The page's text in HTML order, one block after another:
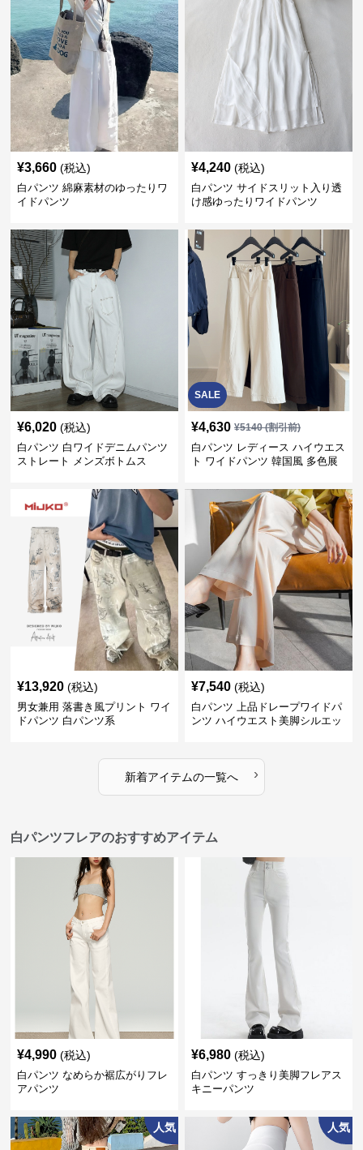
¥3,660 (税込)
白パンツ 綿麻素材のゆったりワ
イドパンツ
¥4,240 (税込)
白パンツ サイドスリット入り透
け感ゆったりワイドパンツ
¥6,020 (税込)
白パンツ 白ワイドデニムパンツ
ストレート メンズボトムス
SALE
¥4,630 ¥5140(割引前)
白パンツ レディース ハイウエス
ト ワイドパンツ 韓国風 多色展
¥13,920 (税込)
男女兼用 落書き風プリント ワイ
ドパンツ 白パンツ系
¥7,540 (税込)
白パンツ 上品ドレープワイドパ
ンツ ハイウエスト美脚シルエッ
新着アイテムの一覧へ ›
白パンツフレアのおすすめアイテム
¥4,990 (税込)
白パンツ なめらか裾広がりフレ
アパンツ
¥6,980 (税込)
白パンツ すっきり美脚フレアス
キニーパンツ
人気 人気